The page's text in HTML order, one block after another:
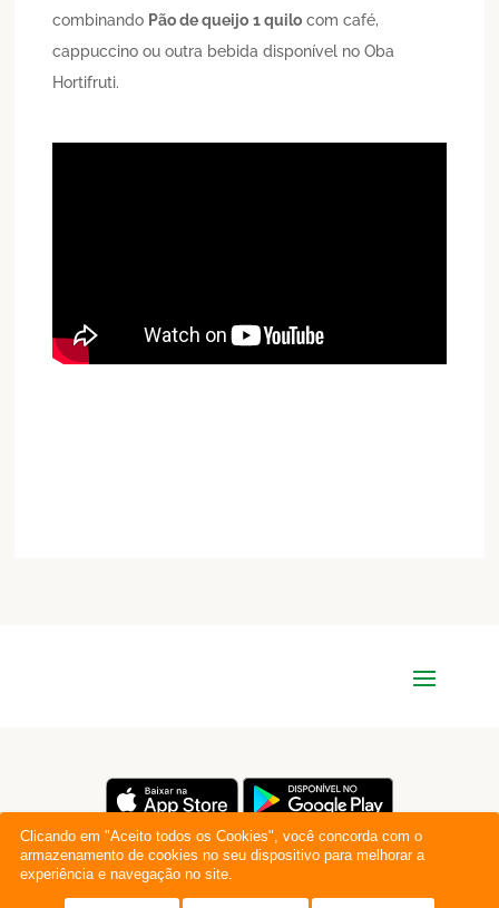
combinando Pão de queijo 1 quilo com café,
cappuccino ou outra bebida disponível no Oba
Hortifruti.
Clicando em "Aceito todos os Cookies", você concorda com o
armazenamento de cookies no seu dispositivo para melhorar a
experiência e navegação no site.